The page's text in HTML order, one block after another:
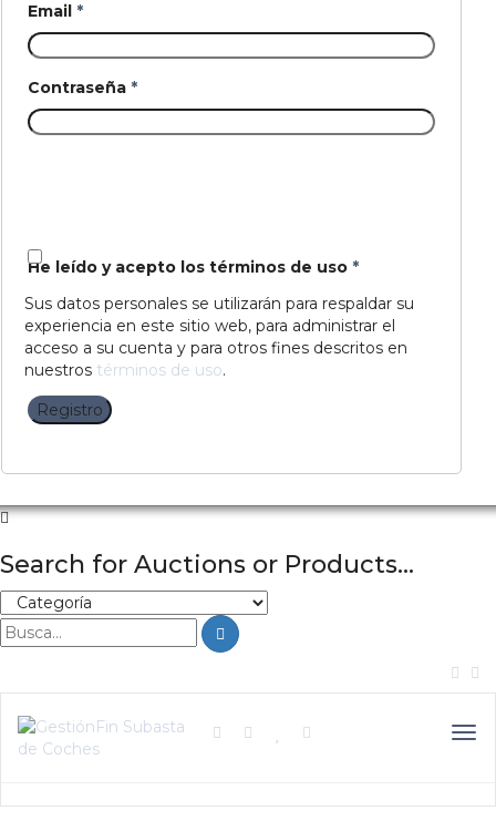
Email *
Contraseña *
He leído y acepto los términos de uso *
Sus datos personales se utilizarán para respaldar su
experiencia en este sitio web, para administrar el
acceso a su cuenta y para otros fines descritos en
nuestros términos de uso.
Registro
Search for Auctions or Products...